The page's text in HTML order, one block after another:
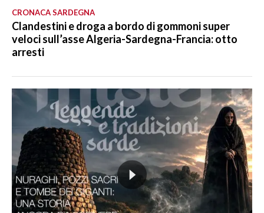
CRONACA SARDEGNA
Clandestini e droga a bordo di gommoni super
veloci sull’asse Algeria-Sardegna-Francia: otto
arresti